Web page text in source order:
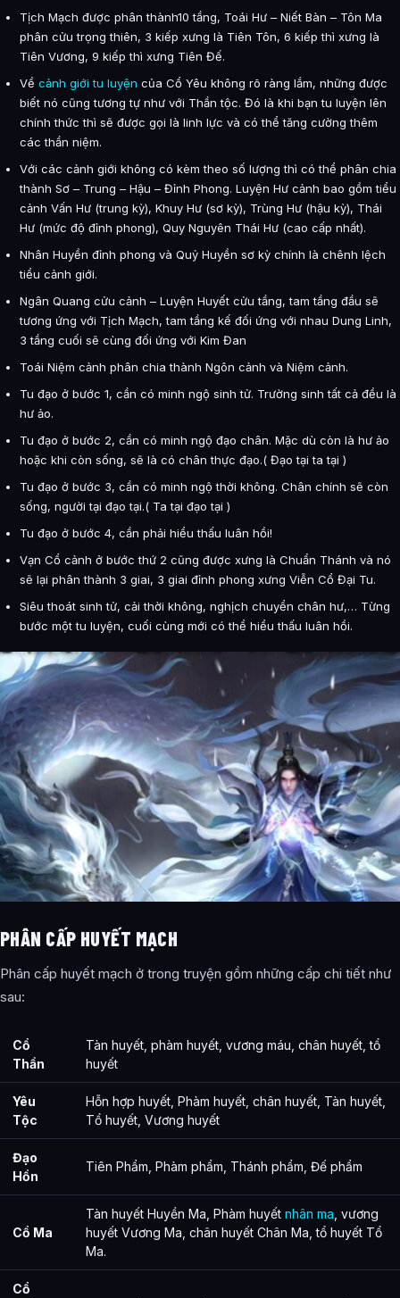
Tịch Mạch được phân thành10 tầng, Toái Hư – Niết Bàn – Tôn Ma
phân cửu trọng thiên, 3 kiếp xưng là Tiên Tôn, 6 kiếp thì xưng là
Tiên Vương, 9 kiếp thì xưng Tiên Đế.
Về cảnh giới tu luyện của Cổ Yêu không rõ ràng lắm, những được
biết nó cũng tương tự như với Thần tộc. Đó là khi bạn tu luyện lên
chính thức thì sẽ được gọi là linh lực và có thể tăng cường thêm
các thần niệm.
Với các cảnh giới không có kèm theo số lượng thì có thể phân chia
thành Sơ – Trung – Hậu – Đỉnh Phong. Luyện Hư cảnh bao gồm tiểu
cảnh Vấn Hư (trung kỳ), Khuy Hư (sơ kỳ), Trùng Hư (hậu kỳ), Thái
Hư (mức độ đỉnh phong), Quy Nguyên Thái Hư (cao cấp nhất).
Nhân Huyền đỉnh phong và Quỷ Huyền sơ kỳ chính là chênh lệch
tiểu cảnh giới.
Ngân Quang cửu cảnh – Luyện Huyết cửu tầng, tam tầng đầu sẽ
tương ứng với Tịch Mạch, tam tầng kế đối ứng với nhau Dung Linh,
3 tầng cuối sẽ cùng đối ứng với Kim Đan
Toái Niệm cảnh phân chia thành Ngôn cảnh và Niệm cảnh.
Tu đạo ở bước 1, cần có minh ngộ sinh tử. Trường sinh tất cả đều là
hư ảo.
Tu đạo ở bước 2, cần có minh ngộ đạo chân. Mặc dù còn là hư ảo
hoặc khi còn sống, sẽ là có chân thực đạo.( Đạo tại ta tại )
Tu đạo ở bước 3, cần có minh ngộ thời không. Chân chính sẽ còn
sống, người tại đạo tại.( Ta tại đạo tại )
Tu đạo ở bước 4, cần phải hiểu thấu luân hồi!
Vạn Cổ cảnh ở bước thứ 2 cũng được xưng là Chuẩn Thánh và nó
sẽ lại phân thành 3 giai, 3 giai đỉnh phong xưng Viễn Cổ Đại Tu.
Siêu thoát sinh tử, cải thời không, nghịch chuyển chân hư,… Từng
bước một tu luyện, cuối cùng mới có thể hiểu thấu luân hồi.
PHÂN CẤP HUYẾT MẠCH
Phân cấp huyết mạch ở trong truyện gồm những cấp chi tiết như
sau:
Cổ
Thần
Tàn huyết, phàm huyết, vương máu, chân huyết, tổ
huyết
Yêu
Tộc
Hỗn hợp huyết, Phàm huyết, chân huyết, Tàn huyết,
Tổ huyết, Vương huyết
Đạo
Hồn
Tiên Phẩm, Phàm phẩm, Thánh phẩm, Đế phẩm
Cổ Ma
Tàn huyết Huyền Ma, Phàm huyết nhân ma , vương
huyết Vương Ma, chân huyết Chân Ma, tổ huyết Tổ
Ma.
Cổ